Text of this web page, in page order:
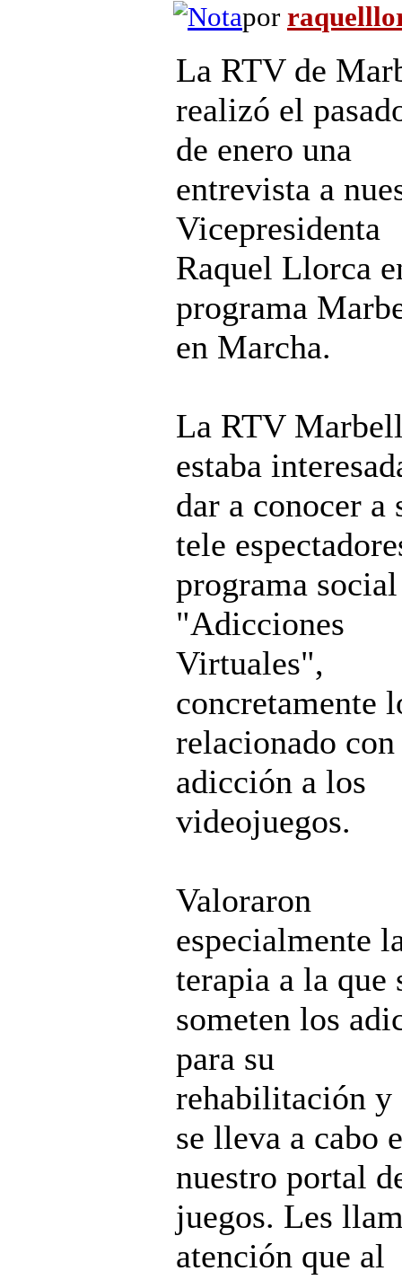
por
La RTV de
realizó el
de enero una
entrevista a
Vicepresidenta
Raquel Llorca
programa
en Marcha.
La RTV
estaba
dar a conocer a
tele
programa social
"Adicciones
Virtuales",
concretamente
relacionado
adicción a los
videojuegos.
Valoraron
especialmente
terapia a la que
someten los
para su
rehabilitación y
se lleva a cabo
nuestro portal
juegos. Les
atención que al